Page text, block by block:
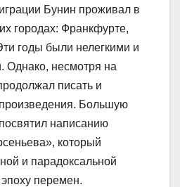
Бунин проживал в
городах: Франкфурте,
годы были нелегкими и
несмотря на
писать и
Большую
написанию
который
и парадоксальной
перемен.